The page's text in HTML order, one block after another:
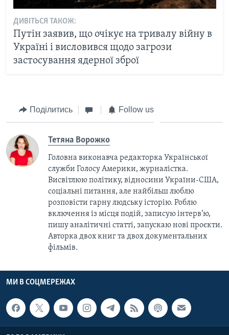
ДИВІТЬСЯ ТАКОЖ:
Путін заявив, що очікує на тривалу війну в
Україні і висловився щодо загрози
застосування ядерної зброї
Поділитись Follow us
Тетяна Ворожко
Головна виконавча редакторка Української
служби Голосу Америки, журналістка.
Висвітлюю політику, відносини України-США,
соціальні питання, але найбільш люблю
розповісти гарну людську історію. Роблю
включення із місця подій, записую інтерв’ю,
пишу аналітичні статті, запускаю нові проєкти.
Авторка двох книг та двох документальних
фільмів.
МИ В СОЦМЕРЕЖАХ